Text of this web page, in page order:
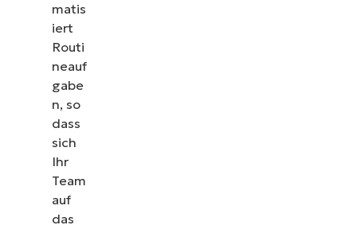
matis
iert
Routi
neauf
gabe
n, so
dass
sich
Ihr
Team
auf
das